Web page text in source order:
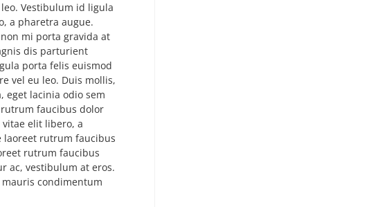
Vestibulum id ligula
a pharetra augue.
mi porta gravida at
dis parturient
porta felis euismod
vel eu leo. Duis mollis,
eget lacinia odio sem
rutrum faucibus dolor
elit libero, a
laoreet rutrum faucibus
rutrum faucibus
ac, vestibulum at eros.
condimentum